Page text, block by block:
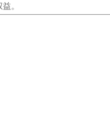
。